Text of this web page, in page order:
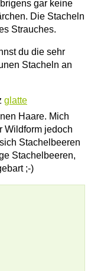
gar keine
Die Stacheln
Strauches.
du die sehr
Stacheln an
glatte
Haare. Mich
Wildform jedoch
Stachelbeeren
Stachelbeeren,
;-)